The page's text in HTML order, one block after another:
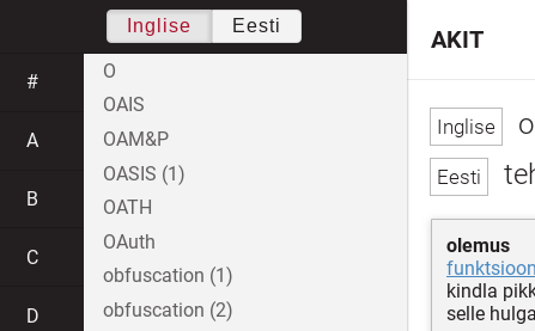
olemus
funktsioon
kindla
selle
AKIT
Inglise Eesti
#
A
B
C
D
O
OAIS
OAM&P
OASIS (1)
OATH
OAuth
obfuscation (1)
obfuscation (2)